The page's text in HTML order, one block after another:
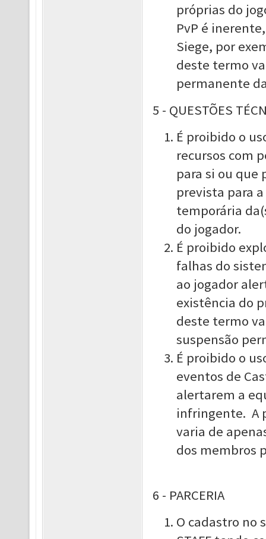
próprias do
PvP é
Siege, por
deste termo
permanente
5 - QUESTÕES
É proibido o
recursos com
para si ou que
prevista para
temporária
do jogador.
É proibido
falhas do
ao jogador
existência do
deste termo
suspensão
É proibido o
eventos de
alertarem a
infringente. A
varia de
dos membros
6 - PARCERIA
O cadastro no